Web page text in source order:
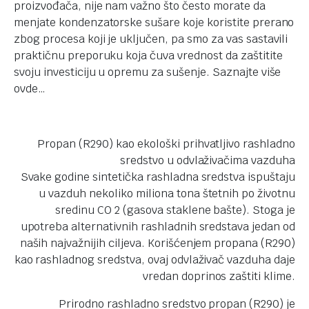
proizvođača, nije nam važno što često morate da
menjate kondenzatorske sušare koje koristite prerano
zbog procesa koji je uključen, pa smo za vas sastavili
praktičnu preporuku koja čuva vrednost da zaštitite
svoju investiciju u opremu za sušenje. Saznajte više
ovde…
Propan (R290) kao ekološki prihvatljivo rashladno
sredstvo u odvlaživačima vazduha
Svake godine sintetička rashladna sredstva ispuštaju
u vazduh nekoliko miliona tona štetnih po životnu
sredinu CO 2 (gasova staklene bašte). Stoga je
upotreba alternativnih rashladnih sredstava jedan od
naših najvažnijih ciljeva. Korišćenjem propana (R290)
kao rashladnog sredstva, ovaj odvlaživač vazduha daje
vredan doprinos zaštiti klime.
Prirodno rashladno sredstvo propan (R290) je